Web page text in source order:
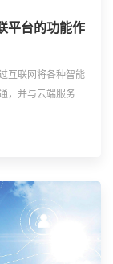
平台的功能作
互联网将各种智能
，并与云端服务器